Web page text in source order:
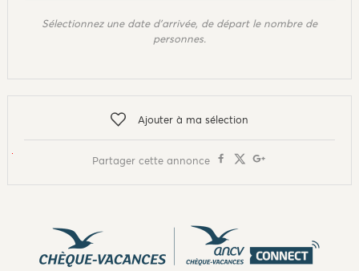
Sélectionnez une date d'arrivée, de départ le nombre de
personnes.
Ajouter à ma sélection
Partager cette annonce